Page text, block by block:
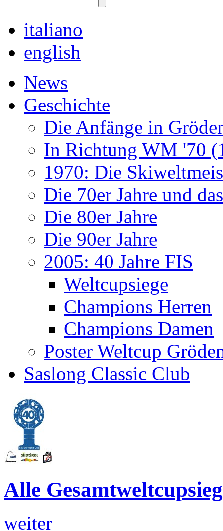
italiano
english
News
Geschichte
Die Anfänge in
In Richtung WM '70
1970: Die
Die 70er Jahre und
Die 80er Jahre
Die 90er Jahre
2005: 40 Jahre FIS
Weltcupsiege
Champions Herren
Champions Damen
Poster Weltcup
Saslong Classic Club
Alle
weiter